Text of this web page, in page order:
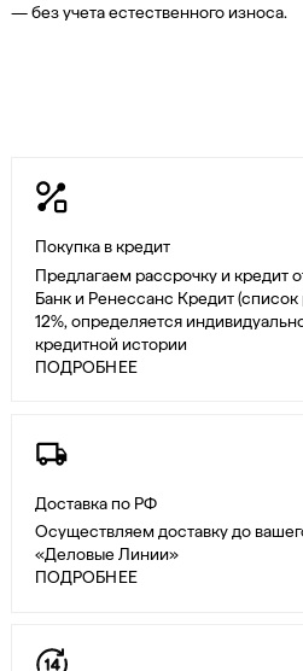
— без учета естественного износа.
Покупка в кредит
Предлагаем рассрочку и кредит
Банк и Ренессанс Кредит (список
12%, определяется
кредитной истории
ПОДРОБНЕЕ
Доставка по РФ
Осуществляем доставку до
«Деловые Линии»
ПОДРОБНЕЕ